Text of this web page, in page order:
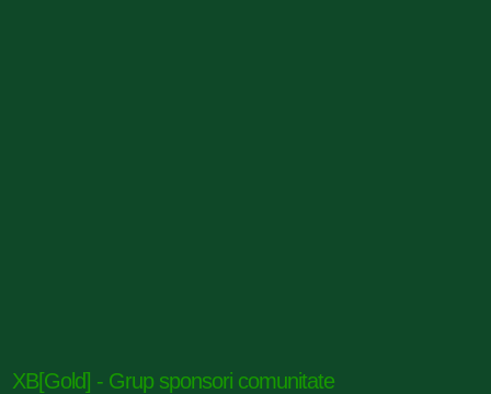
XB[Gold] - Grup sponsori comunitate